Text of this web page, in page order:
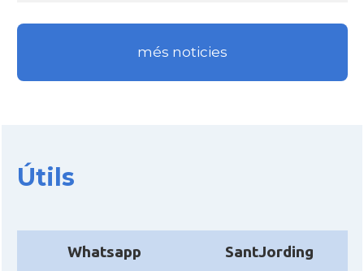
més noticies
Útils
Whatsapp SantJording